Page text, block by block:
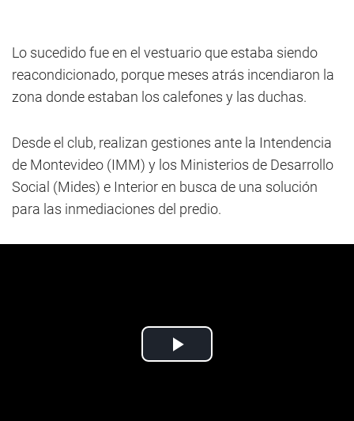
Lo sucedido fue en el vestuario que estaba siendo
reacondicionado, porque meses atrás incendiaron la
zona donde estaban los calefones y las duchas.
Desde el club, realizan gestiones ante la Intendencia
de Montevideo (IMM) y los Ministerios de Desarrollo
Social (Mides) e Interior en busca de una solución
para las inmediaciones del predio.